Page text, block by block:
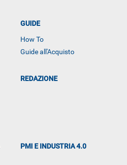
GUIDE
How To
Guide all'Acquisto
REDAZIONE
PMI E INDUSTRIA 4.0